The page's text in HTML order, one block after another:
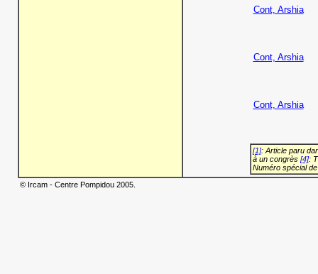
Cont, Arshia
Cont, Arshia
Cont, Arshia
[1]: Article paru
à un congrès [4]:
Numéro spécial
© Ircam - Centre Pompidou 2005.